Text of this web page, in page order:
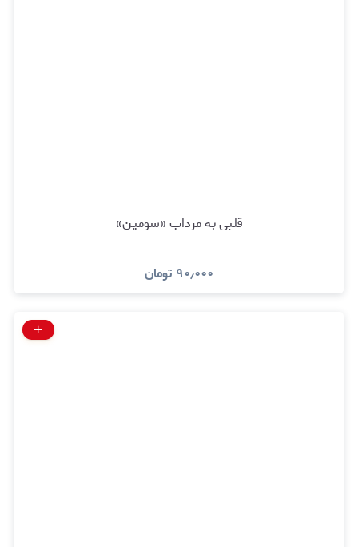
قلبی به مرداب «سومین»
۹۰٫۰۰۰ تومان